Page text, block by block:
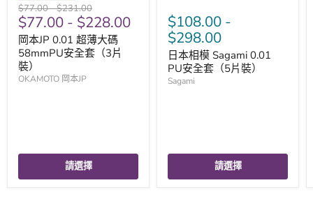
原
價
$77.00-原
價
$231.00
$77.00 - $228.00
岡本JP 0.01 超薄大碼
58mmPU安全套（3片
裝）
OKAMOTO 岡本JP
請選擇
$108.00 -
$298.00
日本相模 Sagami 0.01
PU安全套（5片裝）
Sagami
請選擇